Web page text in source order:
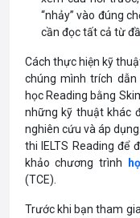
“nhảy” vào đúng
cần đọc tất cả từ
Cách thực hiện kỹ
chúng mình trích dẫn
học Reading bằng
những kỹ thuật khác
nghiên cứu và áp
thi IELTS Reading để
khảo chương trình
(TCE).
Trước khi bạn tham